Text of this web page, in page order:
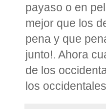
payaso o en
mejor que los
pena y que
junto!. Ahora
de los
los